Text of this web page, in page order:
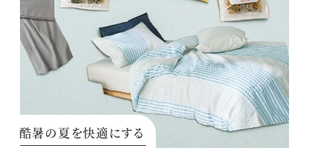
酷暑の夏を快適にする